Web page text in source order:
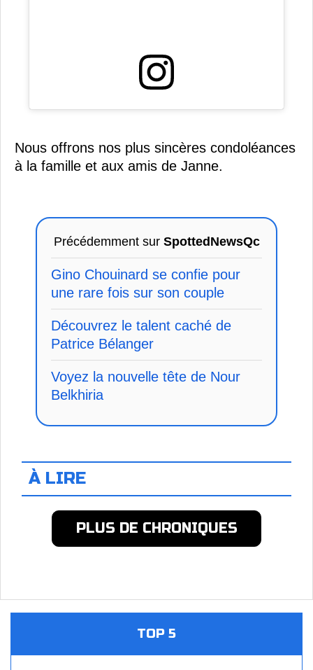
Nous offrons nos plus sincères condoléances
à la famille et aux amis de Janne.
Précédemment sur SpottedNewsQc
Gino Chouinard se confie pour
une rare fois sur son couple
Découvrez le talent caché de
Patrice Bélanger
Voyez la nouvelle tête de Nour
Belkhiria
À LIRE
PLUS DE CHRONIQUES
TOP 5